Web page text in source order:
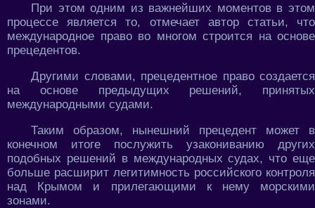
При этом одним из важнейших моментов в этом
процессе является то, отмечает автор статьи, что
международное право во многом строится на основе
прецедентов.
Другими словами, прецедентное право создается
на основе предыдущих решений, принятых
международными судами.
Таким образом, нынешний прецедент может в
конечном итоге послужить узакониванию других
подобных решений в международных судах, что еще
больше расширит легитимность российского контроля
над Крымом и прилегающими к нему морскими
зонами.